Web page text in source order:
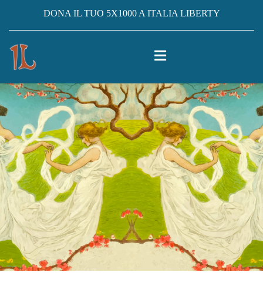
DONA IL TUO 5X1000 A ITALIA LIBERTY
5X1000